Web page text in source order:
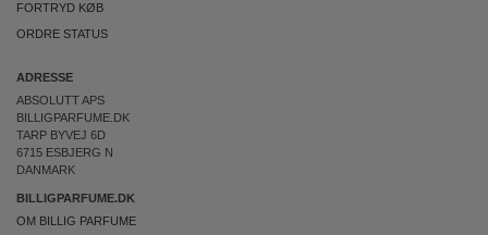
FORTRYD KØB
ORDRE STATUS
ADRESSE
ABSOLUTT APS
BILLIGPARFUME.DK
TARP BYVEJ 6D
6715 ESBJERG N
DANMARK
BILLIGPARFUME.DK
OM BILLIG PARFUME